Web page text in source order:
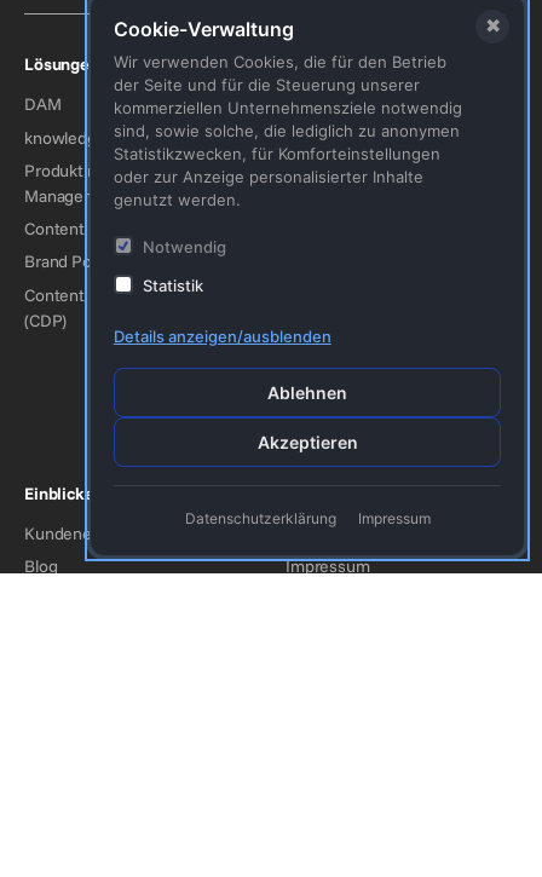
Lösungen
DAM
knowledge-management
Produktinformations-
Management (PIM)
Content Hub
Brand Portal
Content Delivery Plattform
(CDP)
Branchen
Konsumgüter
Industrie / Produktion
Kunst & Kultur
Energie
Medizin/Pharma
Finanzdienstleistungen
Organisationen & Vereine
Einblicke
Kundenerfolge
Blog
Firma
Kontakt
Impressum
Cookie-Verwaltung
Wir verwenden Cookies, die für den Betrieb
der Seite und für die Steuerung unserer
kommerziellen Unternehmensziele notwendig
sind, sowie solche, die lediglich zu anonymen
Statistikzwecken, für Komforteinstellungen
oder zur Anzeige personalisierter Inhalte
genutzt werden.
Notwendig
Statistik
Details anzeigen/ausblenden
Ablehnen
Akzeptieren
Datenschutzerklärung Impressum
✖